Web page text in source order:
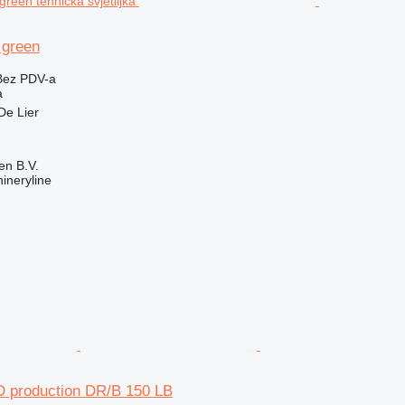
PDV-a
Lier
B.V.
production DR/B 150 LB